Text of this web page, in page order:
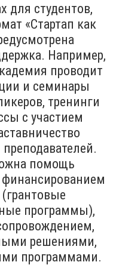
для студентов,
«Стартап как
Например,
проводит
и семинары
тренинги
с участием
помощь
(грантовые
программы),
решениями,
программами.